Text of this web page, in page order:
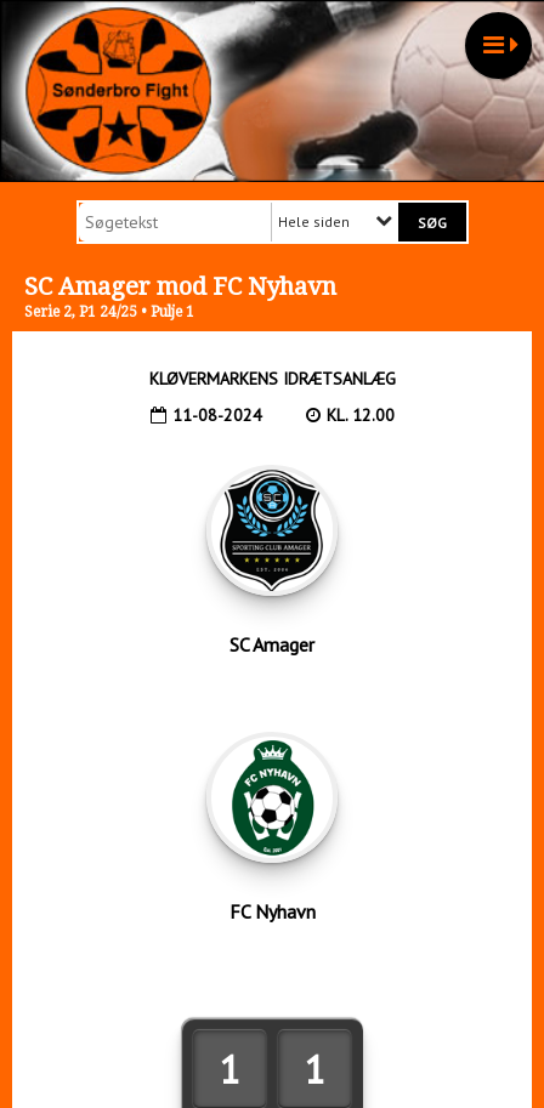
Hele siden
SC Amager mod FC Nyhavn
Serie 2, P1 24/25 • Pulje 1
KLØVERMARKENS IDRÆTSANLÆG
11-08-2024
KL. 12.00
SC Amager
1 1
FC Nyhavn